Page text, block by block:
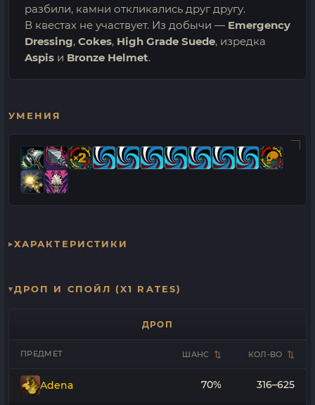
разбили, камни откликались друг другу.
В квестах не участвует. Из добычи — Emergency
Dressing, Cokes, High Grade Suede, изредка
Aspis и Bronze Helmet.
УМЕНИЯ
ХАРАКТЕРИСТИКИ
ДРОП И СПОЙЛ (X1 RATES)
ДРОП
ПРЕДМЕТ ШАНС КОЛ-ВО
Adena 70% 316–625